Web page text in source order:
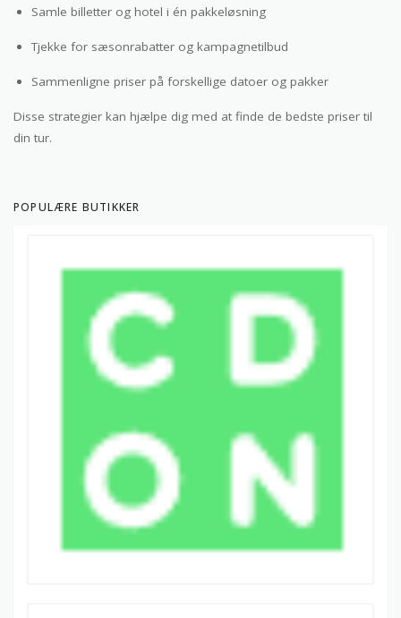
Samle billetter og hotel i én pakkeløsning
Tjekke for sæsonrabatter og kampagnetilbud
Sammenligne priser på forskellige datoer og pakker
Disse strategier kan hjælpe dig med at finde de bedste priser til
din tur.
POPULÆRE BUTIKKER